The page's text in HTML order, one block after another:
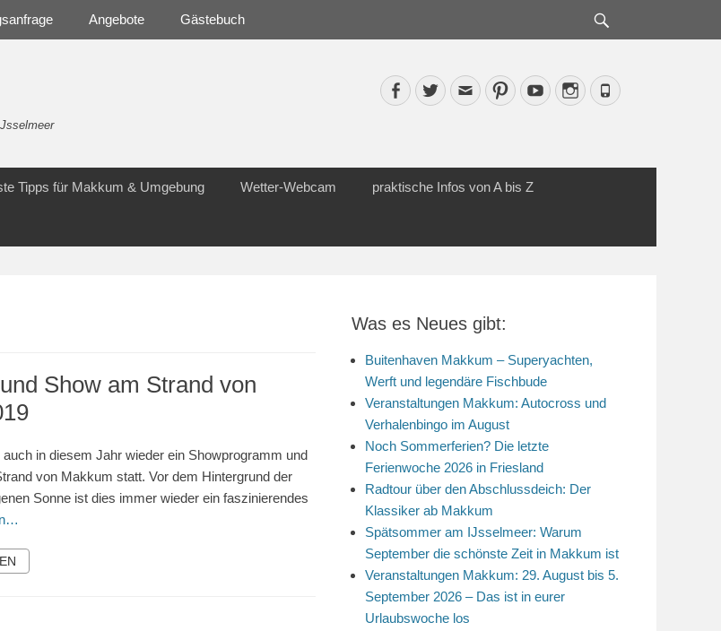
Angebote Gästebuch
Facebook
TwitterEmailPinterestYouTubeInstagram
Phone
Tipps für Makkum & Umgebung Wetter-Webcam praktische Infos von A bis Z
Show am Strand von
in diesem Jahr wieder ein Showprogramm und
von Makkum statt. Vor dem Hintergrund der
Sonne ist dies immer wieder ein faszinierendes
Was es Neues gibt:
Buitenhaven Makkum – Superyachten,
Werft und legendäre Fischbude
Veranstaltungen Makkum: Autocross und
Verhalenbingo im August
Noch Sommerferien? Die letzte
Ferienwoche 2026 in Friesland
Radtour über den Abschlussdeich: Der
Klassiker ab Makkum
Spätsommer am IJsselmeer: Warum
September die schönste Zeit in Makkum ist
Veranstaltungen Makkum: 29. August bis 5.
September 2026 – Das ist in eurer
Urlaubswoche los